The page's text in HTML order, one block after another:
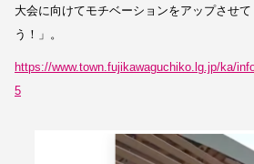
大会に向けてモチベーションをアップさせ
う！」。
https://www.town.fujikawaguchiko.lg.jp/ka/
5